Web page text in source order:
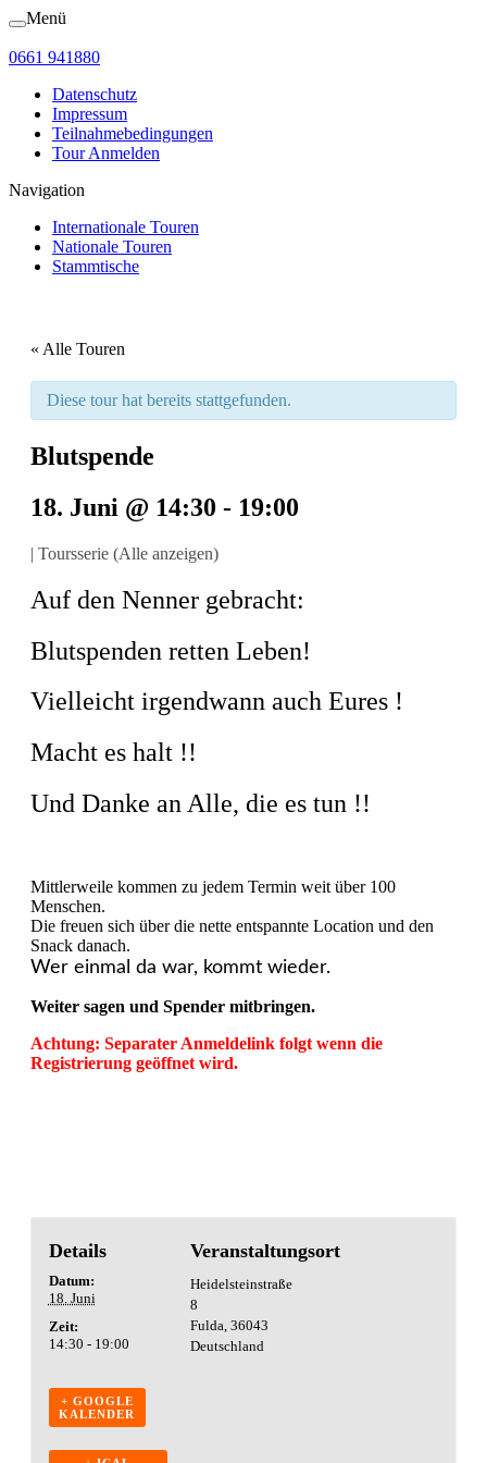
Menü
0661 941880
Datenschutz
Impressum
Teilnahmebedingungen
Tour Anmelden
Navigation
Internationale Touren
Nationale Touren
Stammtische
« Alle Touren
Diese tour hat bereits stattgefunden.
Blutspende
18. Juni @ 14:30 - 19:00
| Toursserie (Alle anzeigen)
Auf den Nenner gebracht:
Blutspenden retten Leben!
Vielleicht irgendwann auch Eures !
Macht es halt !!
Und Danke an Alle, die es tun !!
Mittlerweile kommen zu jedem Termin weit über 100
Menschen.
Die freuen sich über die nette entspannte Location und den
Snack danach.
Wer einmal da war, kommt wieder.
Weiter sagen und Spender mitbringen.
Achtung: Separater Anmeldelink folgt wenn die
Registrierung geöffnet wird.
Details
Datum:
18. Juni
Zeit:
14:30 - 19:00
+ GOOGLE
KALENDER
Veranstaltungsort
Heidelsteinstraße
8
Fulda, 36043
Deutschland